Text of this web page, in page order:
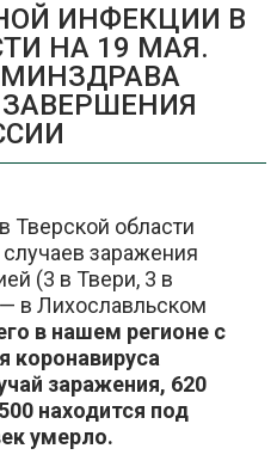
ИНФЕКЦИИ В
НА 19 МАЯ.
Тверской области
заражения
(3 в Твери, 3 в
в Лихославльском
в нашем регионе с
коронавируса
заражения, 620
находится под
умерло.